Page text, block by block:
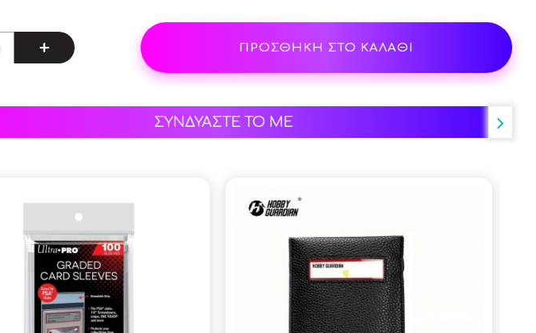
+ ΠΡΟΣΘΗΚΗ ΣΤΟ ΚΑΛΑΘΙ
ΣΥΝΔΥΑΣΤΕ ΤΟ ΜΕ